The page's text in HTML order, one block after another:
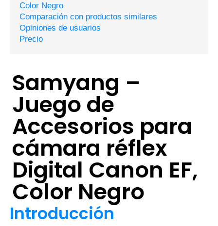
Color Negro
Comparación con productos similares
Opiniones de usuarios
Precio
Samyang –
Juego de
Accesorios para
cámara réflex
Digital Canon EF,
Color Negro
Introducción